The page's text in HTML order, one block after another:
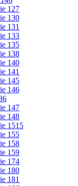
127
130
131
133
135
138
140
141
145
146
147
148
1515
155
158
159
174
180
181